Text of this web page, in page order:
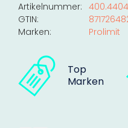
Artikelnummer:
GTIN:
Marken:
Prolimit
Top
Marken